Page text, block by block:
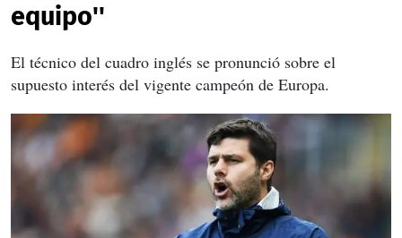
equipo''
El técnico del cuadro inglés se pronunció sobre el
supuesto interés del vigente campeón de Europa.